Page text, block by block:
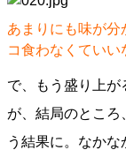
あまりにも味が
コ食わなくていい
で、もう盛り上が
が、結局のとこ
う結果に。なかな